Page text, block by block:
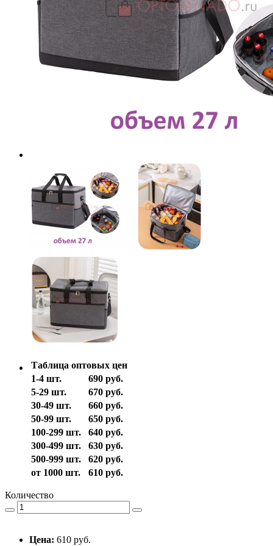
Таблица оптовых цен
1-4 шт.
690 руб.
5-29 шт.
670 руб.
30-49 шт.
660 руб.
50-99 шт.
650 руб.
100-299 шт.
640 руб.
300-499 шт.
630 руб.
500-999 шт.
620 руб.
от 1000 шт.
610 руб.
Количество
Цена: 610 руб.